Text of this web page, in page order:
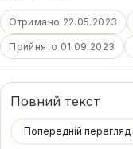
Отримано 22.05.2023
Прийнято 01.09.2023
Повний текст
Попередній перегляд